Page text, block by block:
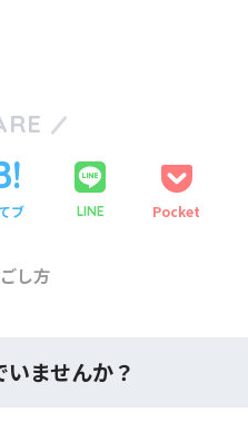
ブ LINE Pocket
し方
ませんか？